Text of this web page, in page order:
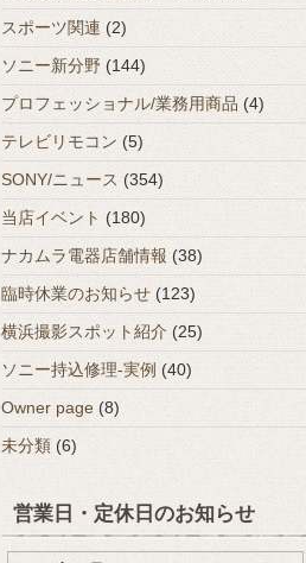
スポーツ関連 (2)
ソニー新分野 (144)
プロフェッショナル/業務用商品 (4)
テレビリモコン (5)
SONY/ニュース (354)
当店イベント (180)
ナカムラ電器店舗情報 (38)
臨時休業のお知らせ (123)
横浜撮影スポット紹介 (25)
ソニー持込修理-実例 (40)
Owner page (8)
未分類 (6)
営業日・定休日のお知らせ